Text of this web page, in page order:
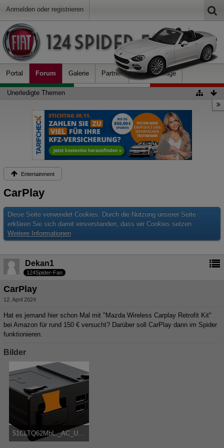
Anmelden oder registrieren
Portal Forum Galerie Partner Neue Beiträge
Unerledigte Themen
Entertainment
CarPlay
Diese Seite verwendet Cookies. Durch die Nutzung unserer Seite
erklären Sie sich damit einverstanden, dass wir Cookies setzen.
Weitere Informationen
Dekan1
124Spider-Fan
CarPlay
12. April 2024
Hat es jemand hier schon Mal mit "Mazda Wireless Carplay Retrofit Kit"
bei Amazon für rund 150 € versucht? Darüber soll CarPlay dann im Spider
funktionieren.
Bilder
51CLTQ62MbL._AC_UL640_QL65_.jpg
16,68 kB, 640×415, 2.874 mal angesehen